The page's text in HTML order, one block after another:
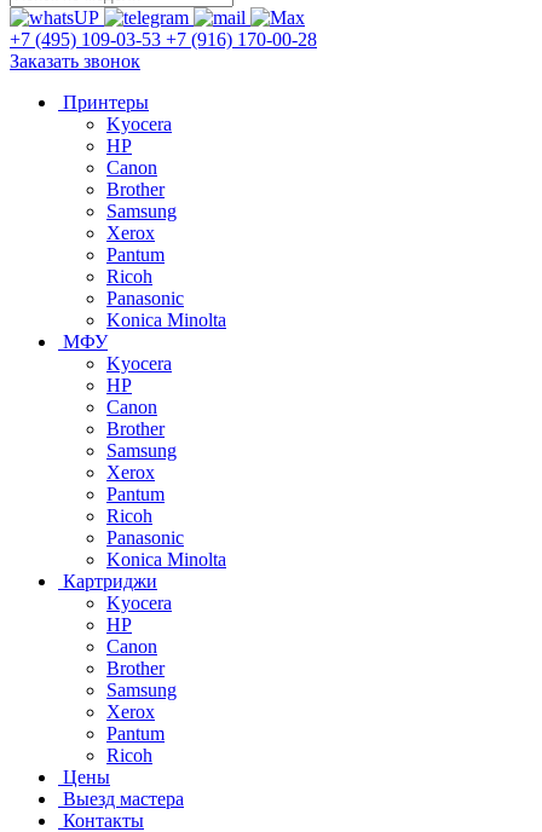
+7 (495) 109-03-53 +7 (916) 170-00-28
Заказать звонок
Принтеры
Kyocera
HP
Canon
Brother
Samsung
Xerox
Pantum
Ricoh
Panasonic
Konica Minolta
МФУ
Kyocera
HP
Canon
Brother
Samsung
Xerox
Pantum
Ricoh
Panasonic
Konica Minolta
Картриджи
Kyocera
HP
Canon
Brother
Samsung
Xerox
Pantum
Ricoh
Цены
Выезд мастера
Контакты